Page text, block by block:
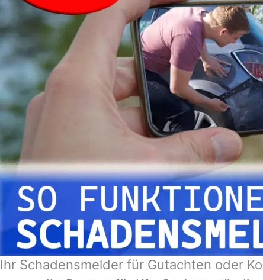
Ihr Schadensmelder für Gutachten oder